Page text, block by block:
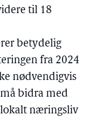
til 18
betydelig
fra 2024
nødvendigvis
bidra med
næringsliv